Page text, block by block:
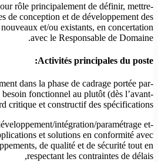
rôle principalement de définir, mettre
de conception et de développement des
et/ou existants, en concertation
avec le Responsable de Domaine.
Activités principales du poste:
dans la phase de cadrage portée par
fonctionnel au plutôt (dès l’avant-
critique et constructif des spécifications,
intégration/paramétrage et
et solutions en conformité avec
de qualité et de sécurité tout en
respectant les contraintes de délais,